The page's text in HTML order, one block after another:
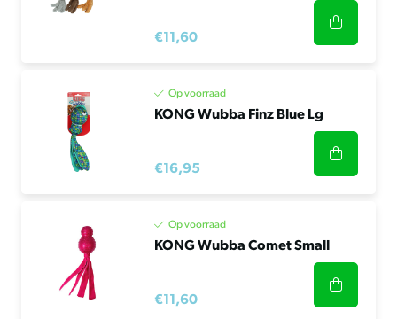
€11,60
Op voorraad
KONG Wubba Finz Blue Lg
€16,95
Op voorraad
KONG Wubba Comet Small
€11,60